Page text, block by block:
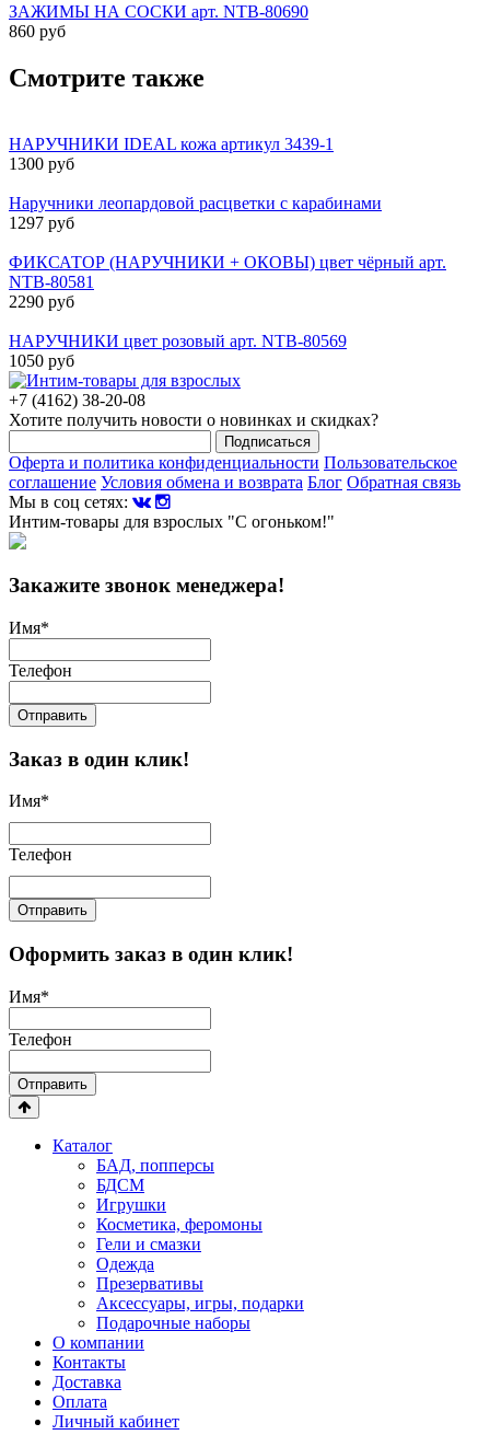
ЗАЖИМЫ НА СОСКИ арт. NTB-80690
860 руб
Смотрите также
НАРУЧНИКИ IDEAL кожа артикул 3439-1
1300 руб
Наручники леопардовой расцветки с карабинами
1297 руб
ФИКСАТОР (НАРУЧНИКИ + ОКОВЫ) цвет чёрный арт.
NTB-80581
2290 руб
НАРУЧНИКИ цвет розовый арт. NTB-80569
1050 руб
+7 (4162) 38-20-08
Хотите получить новости о новинках и скидках?
Подписаться
Оферта и политика конфиденциальности Пользовательское
соглашение Условия обмена и возврата Блог Обратная связь
Мы в соц сетях:
Интим-товары для взрослых "С огоньком!"
Закажите звонок менеджера!
Имя*
Телефон
Отправить
Заказ в один клик!
Имя*
Телефон
Отправить
Оформить заказ в один клик!
Имя*
Телефон
Отправить
Каталог
БАД, попперсы
БДСМ
Игрушки
Косметика, феромоны
Гели и смазки
Одежда
Презервативы
Аксессуары, игры, подарки
Подарочные наборы
О компании
Контакты
Доставка
Оплата
Личный кабинет